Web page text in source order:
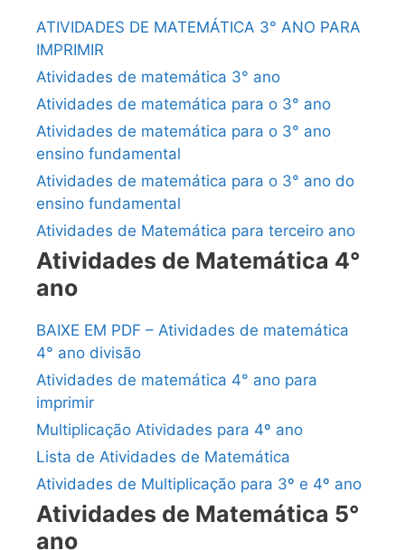
ATIVIDADES DE MATEMÁTICA 3° ANO PARA
IMPRIMIR
Atividades de matemática 3° ano
Atividades de matemática para o 3° ano
Atividades de matemática para o 3° ano
ensino fundamental
Atividades de matemática para o 3° ano do
ensino fundamental
Atividades de Matemática para terceiro ano
Atividades de Matemática 4°
ano
BAIXE EM PDF – Atividades de matemática
4° ano divisão
Atividades de matemática 4° ano para
imprimir
Multiplicação Atividades para 4º ano
Lista de Atividades de Matemática
Atividades de Multiplicação para 3º e 4º ano
Atividades de Matemática 5°
ano